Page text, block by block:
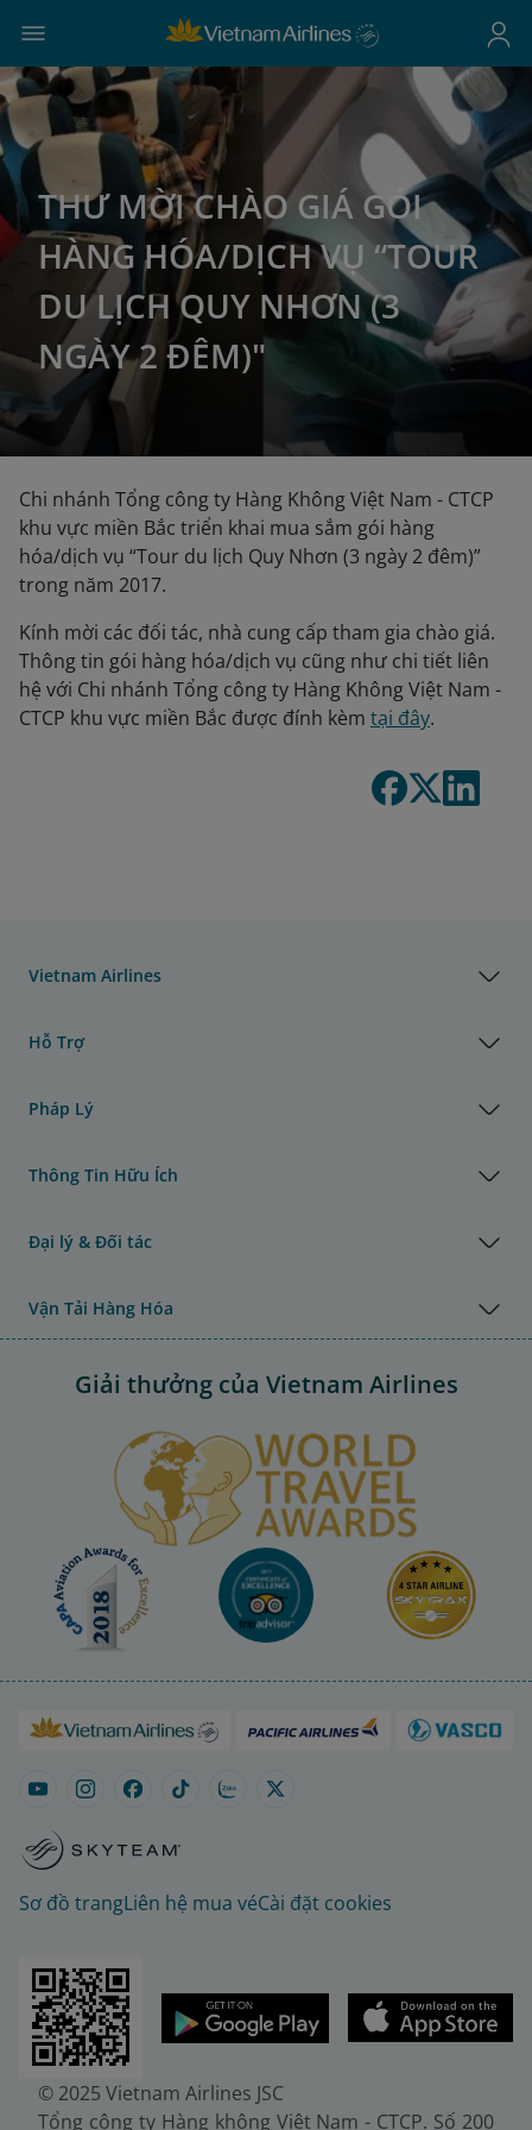
THƯ MỜI CHÀO GIÁ GÓI
HÀNG HÓA/DỊCH VỤ “TOUR
DU LỊCH QUY NHƠN (3
NGÀY 2 ĐÊM)"
Chi nhánh Tổng công ty Hàng Không Việt Nam - CTCP
khu vực miền Bắc triển khai mua sắm gói hàng
hóa/dịch vụ “Tour du lịch Quy Nhơn (3 ngày 2 đêm)”
trong năm 2017.
Kính mời các đối tác, nhà cung cấp tham gia chào giá.
Thông tin gói hàng hóa/dịch vụ cũng như chi tiết liên
hệ với Chi nhánh Tổng công ty Hàng Không Việt Nam -
CTCP khu vực miền Bắc được đính kèm tại đây.
Vietnam Airlines
Hỗ Trợ
Pháp Lý
Thông Tin Hữu Ích
Đại lý & Đối tác
Vận Tải Hàng Hóa
Giải thưởng của Vietnam Airlines
Sơ đồ trangLiên hệ mua véCài đặt cookies
© 2025 Vietnam Airlines JSC
Tổng công ty Hàng không Việt Nam - CTCP. Số 200